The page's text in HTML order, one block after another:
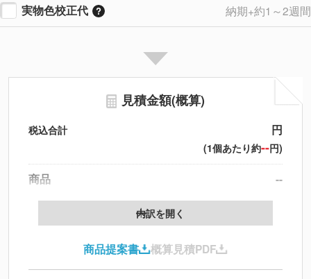
実物色校正代 納期+約1～2週間
見積金額(概算)
税込合計 円
(1個あたり約--円)
商品
--
製版代
印刷代
北海道・沖縄・離島 別途
内訳を開く
商品提案書 概算見積PDF